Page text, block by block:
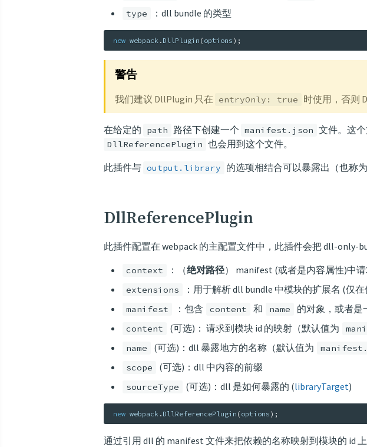
type ：dll bundle 的类型
new webpack . DllPlugin ( options ) ;
警告
我们建议 DllPlugin 只在 entryOnly: true 时使用，否则
在给定的 path 路径下创建一个 manifest.json 文件。这个
DllReferencePlugin 也会用到这个文件。
此插件与 output.library 的选项相结合可以暴露出（也称
DllReferencePlugin
此插件配置在 webpack 的主配置文件中，此插件会把 dll-only-
context ：（绝对路径） manifest (或者是内容属性)中
extensions ：用于解析 dll bundle 中模块的扩展名 (仅在
manifest ：包含 content 和 name 的对象，或者是
content (可选)： 请求到模块 id 的映射（默认值为
name (可选)：dll 暴露地方的名称（默认值为
scope (可选)：dll 中内容的前缀
sourceType (可选)：dll 是如何暴露的 (libraryTarget)
new webpack . DllReferencePlugin ( options ) ;
通过引用 dll 的 manifest 文件来把依赖的名称映射到模块的 id